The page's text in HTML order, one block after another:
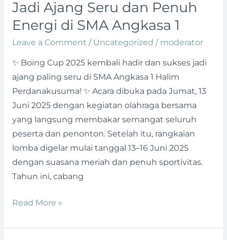
Jadi Ajang Seru dan Penuh
Energi di SMA Angkasa 1
Leave a Comment / Uncategorized / moderator
✨ Boing Cup 2025 kembali hadir dan sukses jadi
ajang paling seru di SMA Angkasa 1 Halim
Perdanakusuma! ✨ Acara dibuka pada Jumat, 13
Juni 2025 dengan kegiatan olahraga bersama
yang langsung membakar semangat seluruh
peserta dan penonton. Setelah itu, rangkaian
lomba digelar mulai tanggal 13–16 Juni 2025
dengan suasana meriah dan penuh sportivitas.
Tahun ini, cabang
Menyatu!
Boing
Cup
Ajang
Penuh
Energi
SMA
Read More »